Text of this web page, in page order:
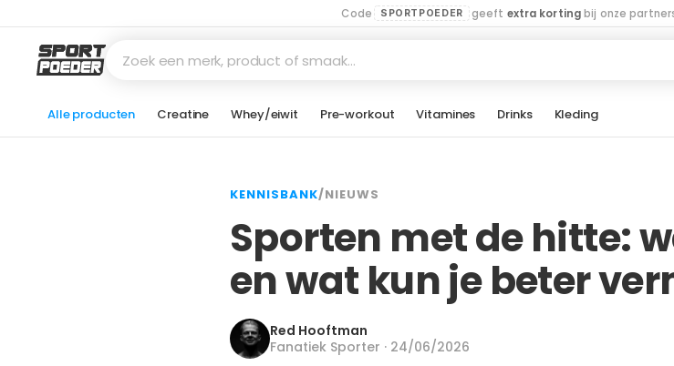
Code SPORTPOEDER geeft extra kortingbij onze
Zoek een merk, product of smaak…
Alle producten Creatine Whey/eiwit Pre-workout Vitamines Drinks Kleding
KENNISBANK/NIEUWS
Sporten met de hitte:
en wat kun je beter
Red Hooftman
Fanatiek Sporter · 24/06/2026